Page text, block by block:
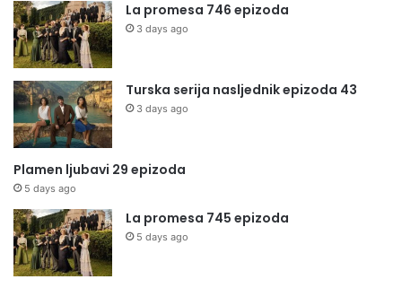
La promesa 746 epizoda
3 days ago
Turska serija nasljednik epizoda 43
3 days ago
Plamen ljubavi 29 epizoda
5 days ago
La promesa 745 epizoda
5 days ago